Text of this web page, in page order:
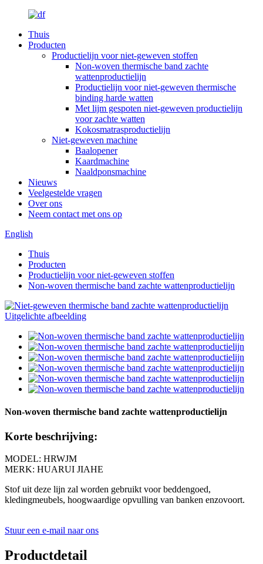
Thuis
Producten
Productielijn voor niet-geweven stoffen
Non-woven thermische band zachte
wattenproductielijn
Productielijn voor niet-geweven thermische
binding harde watten
Met lijm gespoten niet-geweven productielijn
voor zachte watten
Kokosmatrasproductielijn
Niet-geweven machine
Baalopener
Kaardmachine
Naaldponsmachine
Nieuws
Veelgestelde vragen
Over ons
Neem contact met ons op
English
Thuis
Producten
Productielijn voor niet-geweven stoffen
Non-woven thermische band zachte wattenproductielijn
Non-woven thermische band zachte wattenproductielijn
Korte beschrijving:
MODEL: HRWJM
MERK: HUARUI JIAHE
Stof uit deze lijn zal worden gebruikt voor beddengoed,
kledingmeubels, hoogwaardige opvulling van banken enzovoort.
Stuur een e-mail naar ons
Productdetail